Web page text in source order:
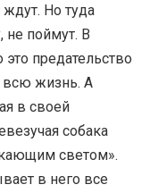
Но туда
не поймут. В
предательство
всю жизнь. А
в своей
собака
светом».
в него все